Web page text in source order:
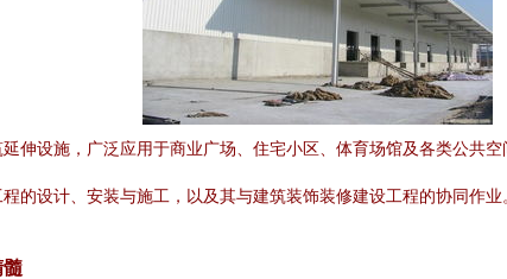
伸设施，广泛应用于商业广场、住宅小区、体育场馆及各类公共
的设计、安装与施工，以及其与建筑装饰装修建设工程的协同作业
髓